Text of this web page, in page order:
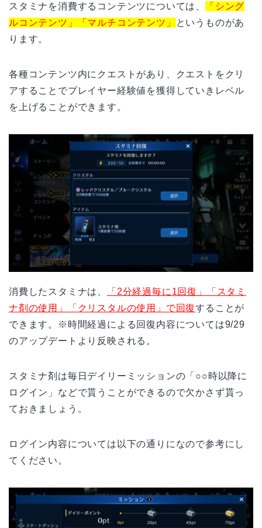
スタミナを消費するコンテンツについては、
「シング
ルコンテンツ」「マルチコンテンツ」
というものがあ
ります。
各種コンテンツ内にクエストがあり、クエストをクリ
アすることでプレイヤー経験値を獲得していきレベル
を上げることができます。
消費したスタミナは、
「2分経過毎に1回復」「スタミ
ナ剤の使用」「クリスタルの使用」で回復することが
できます。※時間経過による回復内容については9/29
のアップデートより反映される。
スタミナ剤は毎日デイリーミッションの「○○時以降に
ログイン」などで貰うことができるので欠かさず貰っ
ておきましょう。
ログイン内容については以下の通りになので参考にし
てください。